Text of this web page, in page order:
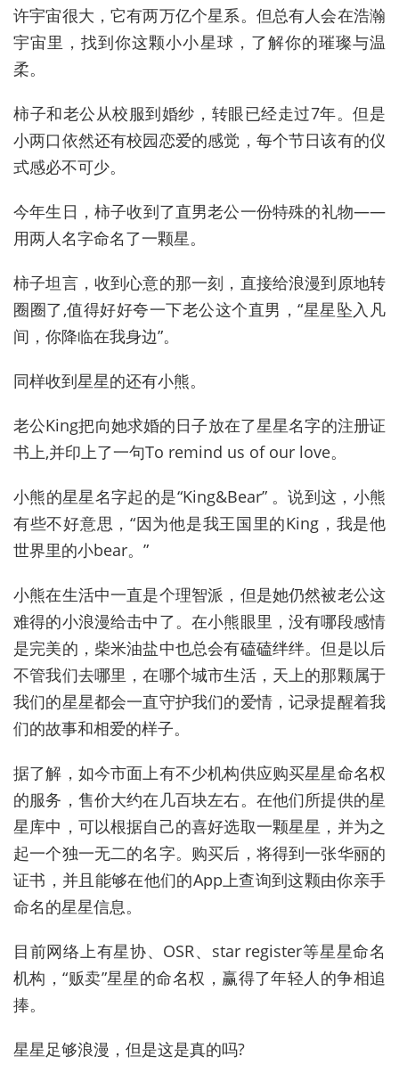
许宇宙很大，它有两万亿个星系。但总有人会在浩瀚
宇宙里，找到你这颗小小星球，了解你的璀璨与温
柔。
柿子和老公从校服到婚纱，转眼已经走过7年。但是
小两口依然还有校园恋爱的感觉，每个节日该有的仪
式感必不可少。
今年生日，柿子收到了直男老公一份特殊的礼物——
用两人名字命名了一颗星。
柿子坦言，收到心意的那一刻，直接给浪漫到原地转
圈圈了,值得好好夸一下老公这个直男，“星星坠入凡
间，你降临在我身边”。
同样收到星星的还有小熊。
老公King把向她求婚的日子放在了星星名字的注册证
书上,并印上了一句To remind us of our love。
小熊的星星名字起的是“King&Bear” 。说到这，小熊
有些不好意思，“因为他是我王国里的King，我是他
世界里的小bear。”
小熊在生活中一直是个理智派，但是她仍然被老公这
难得的小浪漫给击中了。在小熊眼里，没有哪段感情
是完美的，柴米油盐中也总会有磕磕绊绊。但是以后
不管我们去哪里，在哪个城市生活，天上的那颗属于
我们的星星都会一直守护我们的爱情，记录提醒着我
们的故事和相爱的样子。
据了解，如今市面上有不少机构供应购买星星命名权
的服务，售价大约在几百块左右。在他们所提供的星
星库中，可以根据自己的喜好选取一颗星星，并为之
起一个独一无二的名字。购买后，将得到一张华丽的
证书，并且能够在他们的App上查询到这颗由你亲手
命名的星星信息。
目前网络上有星协、OSR、star register等星星命名
机构，“贩卖”星星的命名权，赢得了年轻人的争相追
捧。
星星足够浪漫，但是这是真的吗?